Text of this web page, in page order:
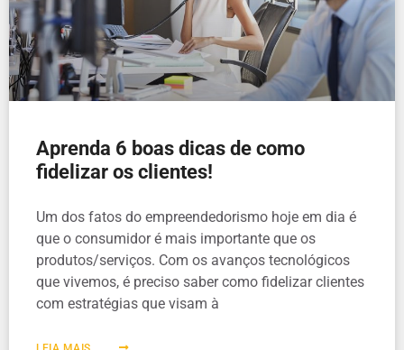
Aprenda 6 boas dicas de como
fidelizar os clientes!
Um dos fatos do empreendedorismo hoje em dia é
que o consumidor é mais importante que os
produtos/serviços. Com os avanços tecnológicos
que vivemos, é preciso saber como fidelizar clientes
com estratégias que visam à